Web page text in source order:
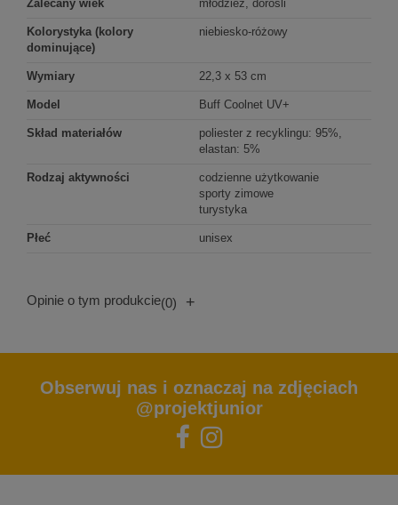
Zalecany wiek młodzież, dorośli
Kolorystyka (kolory
dominujące)
niebiesko-różowy
Wymiary 22,3 x 53 cm
Model Buff Coolnet UV+
Skład materiałów
poliester z recyklingu: 95%,
elastan: 5%
Rodzaj aktywności
codzienne użytkowanie
sporty zimowe
turystyka
Płeć unisex
Opinie o tym produkcie(0) +
Obserwuj nas i oznaczaj na zdjęciach
@projektjunior